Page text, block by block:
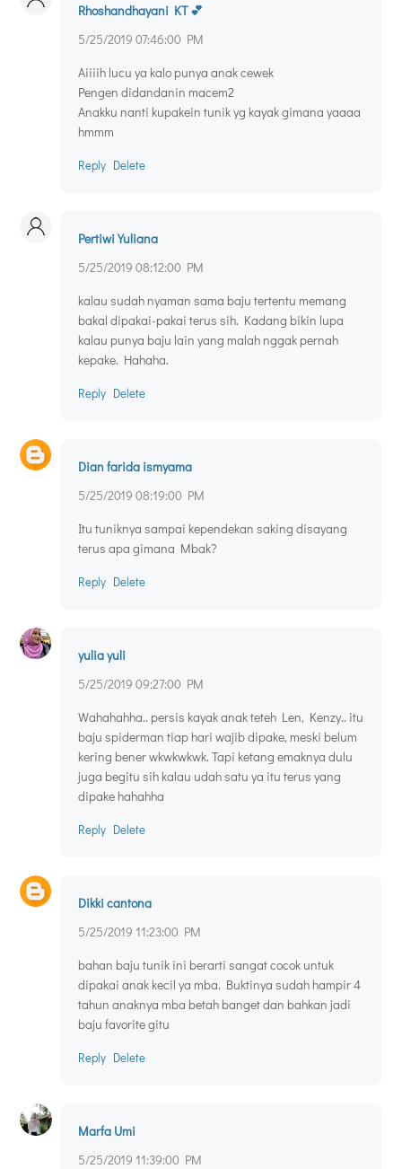
Rhoshandhayani KT 💕
5/25/2019 07:46:00 PM
Aiiiih lucu ya kalo punya anak cewek
Pengen didandanin macem2
Anakku nanti kupakein tunik yg kayak gimana yaaaa
hmmm
Reply Delete
Pertiwi Yuliana
5/25/2019 08:12:00 PM
kalau sudah nyaman sama baju tertentu memang
bakal dipakai-pakai terus sih. Kadang bikin lupa
kalau punya baju lain yang malah nggak pernah
kepake. Hahaha.
Reply Delete
Dian farida ismyama
5/25/2019 08:19:00 PM
Itu tuniknya sampai kependekan saking disayang
terus apa gimana Mbak?
Reply Delete
yulia yuli
5/25/2019 09:27:00 PM
Wahahahha.. persis kayak anak teteh Len, Kenzy.. itu
baju spiderman tiap hari wajib dipake, meski belum
kering bener wkwkwkwk. Tapi ketang emaknya dulu
juga begitu sih kalau udah satu ya itu terus yang
dipake hahahha
Reply Delete
Dikki cantona
5/25/2019 11:23:00 PM
bahan baju tunik ini berarti sangat cocok untuk
dipakai anak kecil ya mba. Buktinya sudah hampir 4
tahun anaknya mba betah banget dan bahkan jadi
baju favorite gitu
Reply Delete
Marfa Umi
5/25/2019 11:39:00 PM